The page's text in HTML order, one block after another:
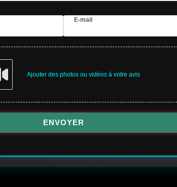
E-mail
Ajouter des photos ou vidéos à votre avis
ENVOYER